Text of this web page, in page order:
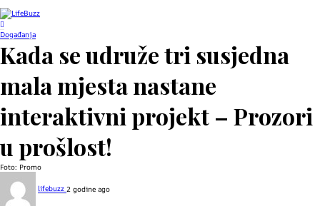
Događanja
Kada se udruže tri susjedna
mala mjesta nastane
interaktivni projekt – Prozori
u prošlost!
Foto: Promo
lifebuzz 2 godine ago